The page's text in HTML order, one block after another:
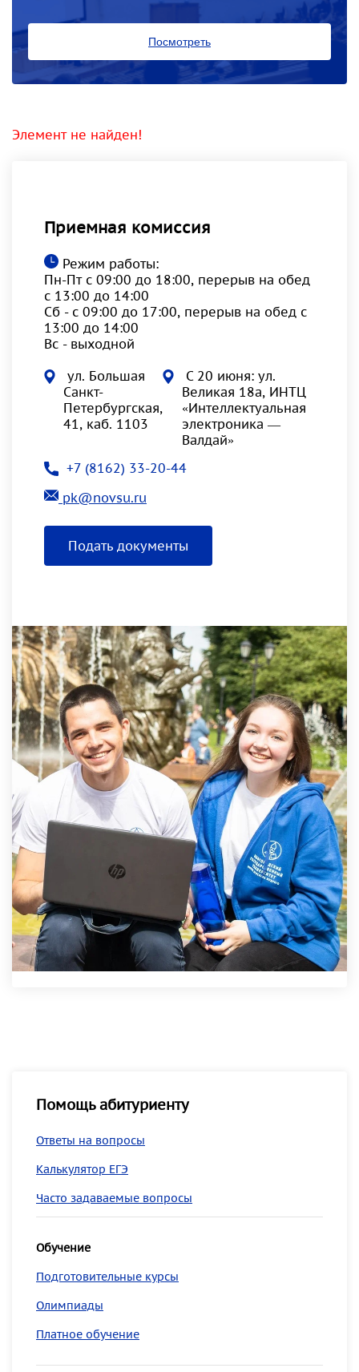
Посмотреть
Элемент не найден!
Приемная комиссия
Режим работы:
Пн-Пт с 09:00 до 18:00, перерыв на обед
с 13:00 до 14:00
Сб - с 09:00 до 17:00, перерыв на обед с
13:00 до 14:00
Вс - выходной
ул. Большая
Санкт-
Петербургская,
41, каб. 1103
С 20 июня: ул.
Великая 18а, ИНТЦ
«Интеллектуальная
электроника —
Валдай»
+7 (8162) 33-20-44
pk@novsu.ru
Подать документы
Помощь абитуриенту
Ответы на вопросы
Калькулятор ЕГЭ
Часто задаваемые вопросы
Обучение
Подготовительные курсы
Олимпиады
Платное обучение